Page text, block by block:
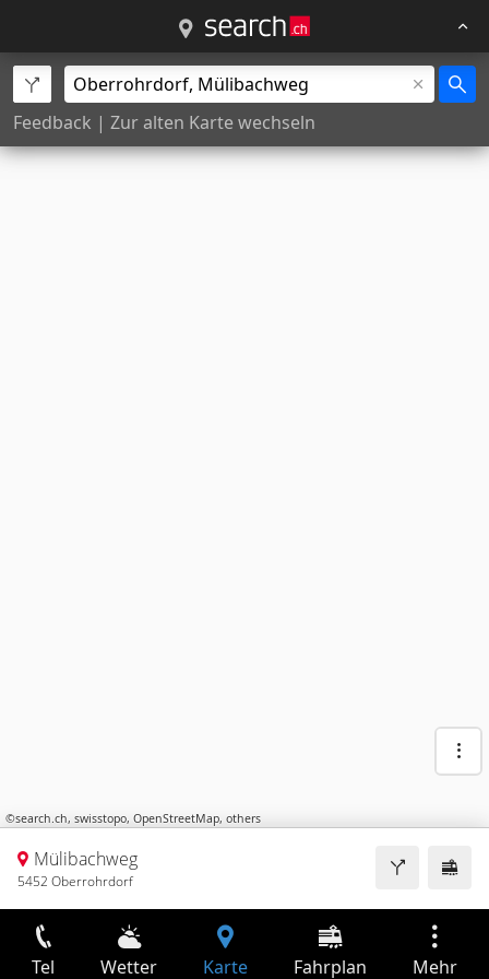
Feedback | Zur alten Karte wechseln
©search.ch, swisstopo, OpenStreetMap, others
Mülibachweg
5452 Oberrohrdorf
Tel Wetter Karte Fahrplan Mehr